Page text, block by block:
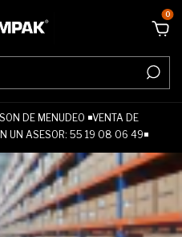
0
DE MENUDEO ◾VENTA DE
UN ASESOR: 55 19 08 06 49◾